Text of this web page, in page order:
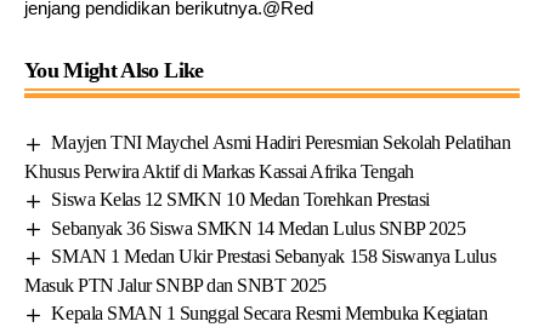
jenjang pendidikan berikutnya.@Red
You Might Also Like
Mayjen TNI Maychel Asmi Hadiri Peresmian Sekolah Pelatihan
Khusus Perwira Aktif di Markas Kassai Afrika Tengah
Siswa Kelas 12 SMKN 10 Medan Torehkan Prestasi
Sebanyak 36 Siswa SMKN 14 Medan Lulus SNBP 2025
SMAN 1 Medan Ukir Prestasi Sebanyak 158 Siswanya Lulus
Masuk PTN Jalur SNBP dan SNBT 2025
Kepala SMAN 1 Sunggal Secara Resmi Membuka Kegiatan